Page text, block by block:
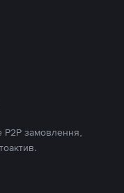
P2P замовлення,